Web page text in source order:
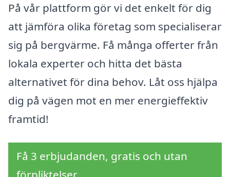
På vår plattform gör vi det enkelt för dig
att jämföra olika företag som specialiserar
sig på bergvärme. Få många offerter från
lokala experter och hitta det bästa
alternativet för dina behov. Låt oss hjälpa
dig på vägen mot en mer energieffektiv
framtid!
Få 3 erbjudanden, gratis och utan